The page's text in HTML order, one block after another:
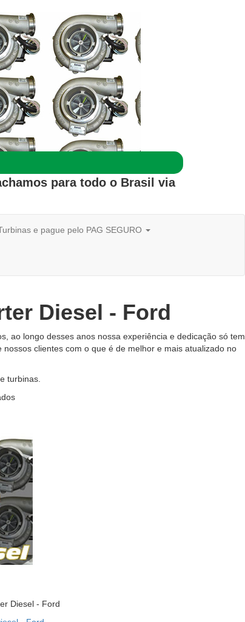
para todo o Brasil via
e pague pelo PAG SEGURO
Diesel - Ford
ao longo desses anos nossa experiência e dedicação só tem
clientes com o que é de melhor e mais atualizado no
turbinas.
Diesel - Ford